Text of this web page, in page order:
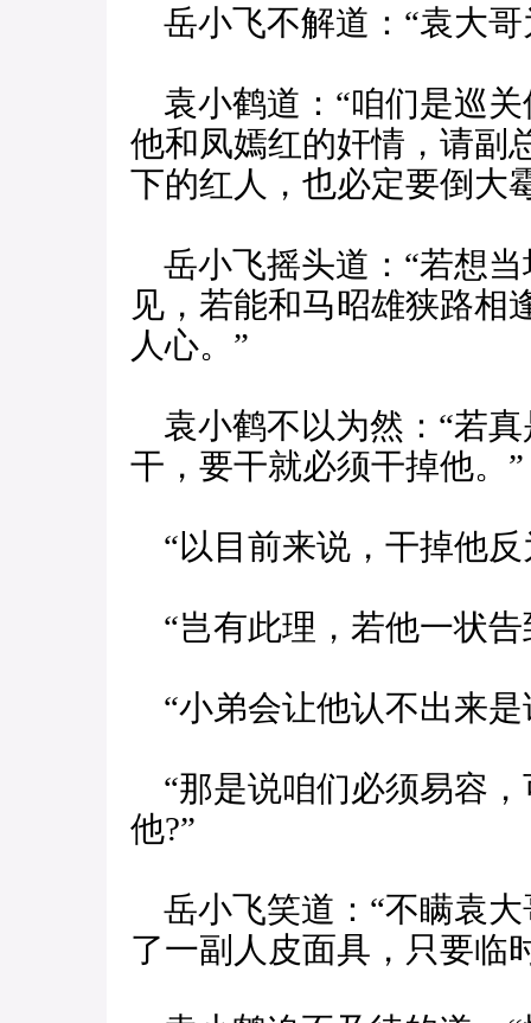
岳小飞不解道：“袁大哥
袁小鹤道：“咱们是巡
他和凤嫣红的奸情，请副
下的红人，也必定要倒大
岳小飞摇头道：“若想
见，若能和马昭雄狭路相
人心。”
袁小鹤不以为然：“若
干，要干就必须干掉他。”
“以目前来说，干掉他反
“岂有此理，若他一状告
“小弟会让他认不出来是
“那是说咱们必须易容
他?”
岳小飞笑道：“不瞒袁
了一副人皮面具，只要临